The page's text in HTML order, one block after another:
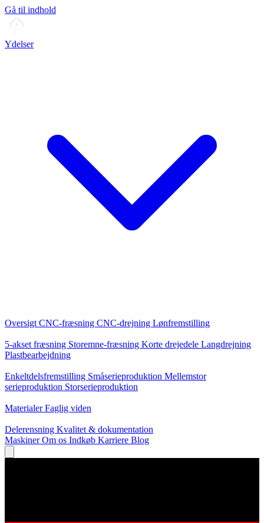
Gå til indhold
Ydelser
Oversigt CNC-fræsning CNC-drejning Lønfremstilling
5-akset fræsning Storemne-fræsning Korte drejedele Langdrejning
Plastbearbejdning
Enkeltdelsfremstilling Småserieproduktion Mellemstor
serieproduktion Storserieproduktion
MaterialerFaglig viden
Delerensning Kvalitet & dokumentation
MaskinerOm os Indkøb Karriere Blog